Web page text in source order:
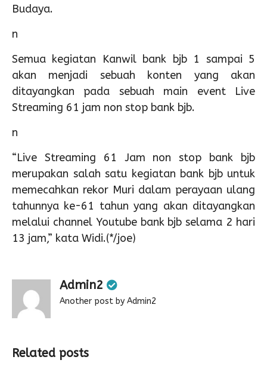
Budaya.
n
Semua kegiatan Kanwil bank bjb 1 sampai 5
akan menjadi sebuah konten yang akan
ditayangkan pada sebuah main event Live
Streaming 61 jam non stop bank bjb.
n
“Live Streaming 61 Jam non stop bank bjb
merupakan salah satu kegiatan bank bjb untuk
memecahkan rekor Muri dalam perayaan ulang
tahunnya ke-61 tahun yang akan ditayangkan
melalui channel Youtube bank bjb selama 2 hari
13 jam,” kata Widi.(*/joe)
Admin2
Another post by Admin2
Related posts